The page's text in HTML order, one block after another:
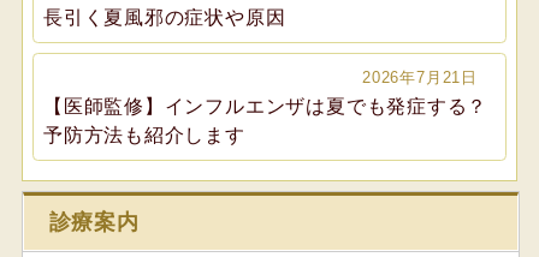
長引く夏風邪の症状や原因
2026年7月21日
【医師監修】インフルエンザは夏でも発症する？
予防方法も紹介します
診療案内